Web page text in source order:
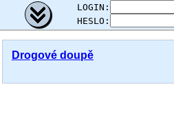
LOGIN:
HESLO:
Drogové doupě